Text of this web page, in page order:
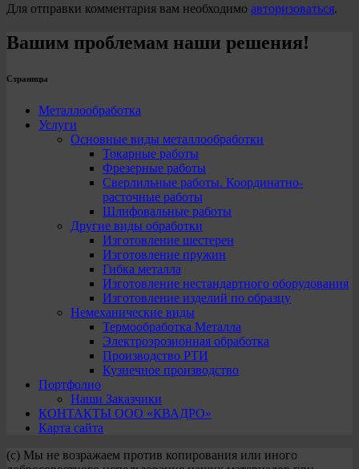
Для отправки комментария вам необходимо авторизоваться.
Вашим проблемам наши решения!
Страницы
Металлообработка
Услуги
Основные виды металлообработки
Токарные работы
Фрезерные работы
Сверлильные работы. Координатно-
расточные работы
Шлифовальные работы
Другие виды обработки
Изготовление шестерен
Изготовление пружин
Гибка металла
Изготовление нестандартного оборудования
Изготовление изделий по образцу
Немеханические виды
Термообработка Металла
Электроэрозионная обработка
Производство РТИ
Кузнечное производство
Портфолио
Наши Заказчики
КОНТАКТЫ ООО «КВАДРО»
Карта сайта
(с) Мы не возражаем против копирования или иного